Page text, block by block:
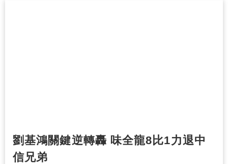
劉基鴻關鍵逆轉轟 味全龍8比1力退中
信兄弟